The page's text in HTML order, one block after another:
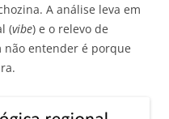
A análise leva em
(vibe) e o relevo de
entender é porque